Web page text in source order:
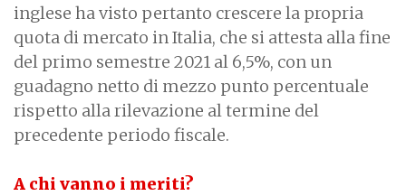
inglese ha visto pertanto crescere la propria
quota di mercato in Italia, che si attesta alla fine
del primo semestre 2021 al 6,5%, con un
guadagno netto di mezzo punto percentuale
rispetto alla rilevazione al termine del
precedente periodo fiscale.
A chi vanno i meriti?